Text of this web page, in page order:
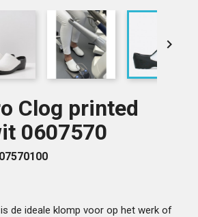

Clog printed
0607570
de ideale klomp voor op het werk of